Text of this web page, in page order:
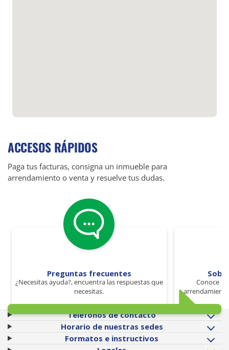
ACCESOS RÁPIDOS
Paga tus facturas, consigna un inmueble para
arrendamiento o venta y resuelve tus dudas.
Preguntas frecuentes
¿Necesitas ayuda?, encuentra las respuestas que
necesitas.
Conoce
Teléfonos de contacto
Horario de nuestras sedes
Formatos e instructivos